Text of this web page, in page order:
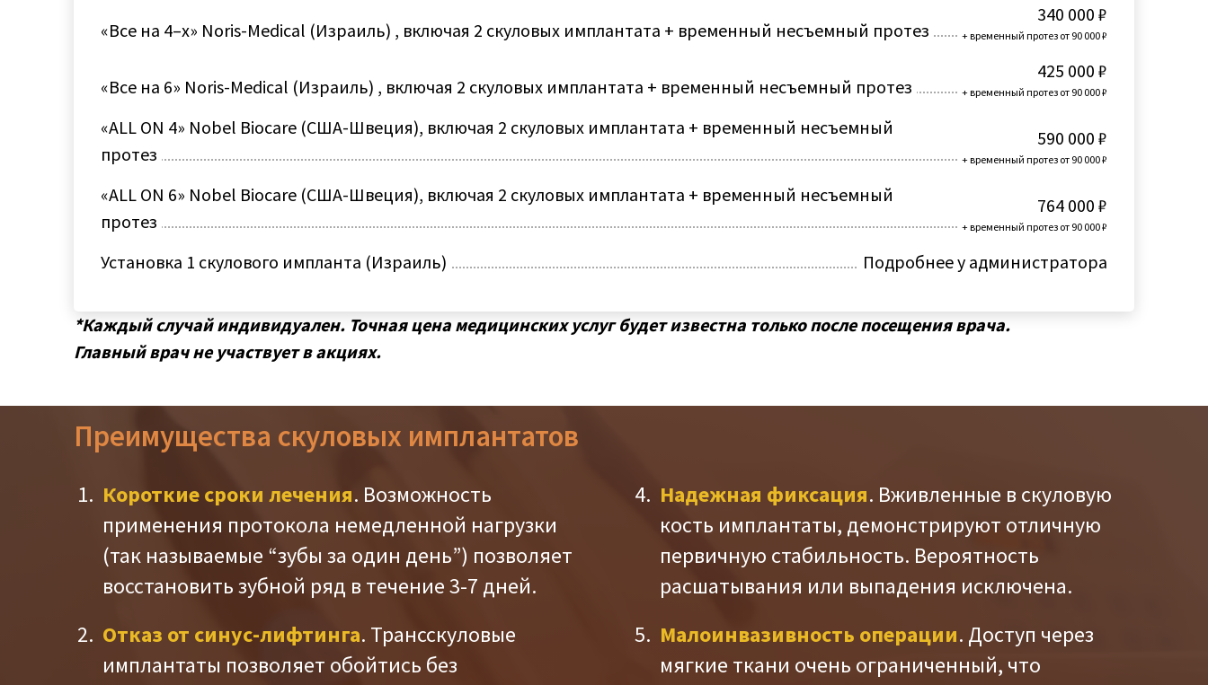
«Все на 4–х» Noris-Medical (Израиль) , включая 2 скуловых имплантата + временный несъемный протез
340 000 ₽
+ временный протез от 90 000 ₽
«Все на 6» Noris-Medical (Израиль) , включая 2 скуловых имплантата + временный несъемный протез
425 000 ₽
+ временный протез от 90 000 ₽
«ALL ON 4» Nobel Biocare (США-Швеция), включая 2 скуловых имплантата + временный несъемный
протез
590 000 ₽
+ временный протез от 90 000 ₽
«ALL ON 6» Nobel Biocare (США-Швеция), включая 2 скуловых имплантата + временный несъемный
протез
764 000 ₽
+ временный протез от 90 000 ₽
Установка 1 скулового импланта (Израиль) Подробнее у администратора
*Каждый случай индивидуален. Точная цена медицинских услуг будет известна только после посещения врача.
Главный врач не участвует в акциях.
Преимущества скуловых имплантатов
Короткие сроки лечения. Возможность
применения протокола немедленной нагрузки
(так называемые “зубы за один день”) позволяет
восстановить зубной ряд в течение 3-7 дней.
Отказ от синус-лифтинга. Трансскуловые
имплантаты позволяет обойтись без
Надежная фиксация. Вживленные в скуловую
кость имплантаты, демонстрируют отличную
первичную стабильность. Вероятность
расшатывания или выпадения исключена.
Малоинвазивность операции. Доступ через
мягкие ткани очень ограниченный, что